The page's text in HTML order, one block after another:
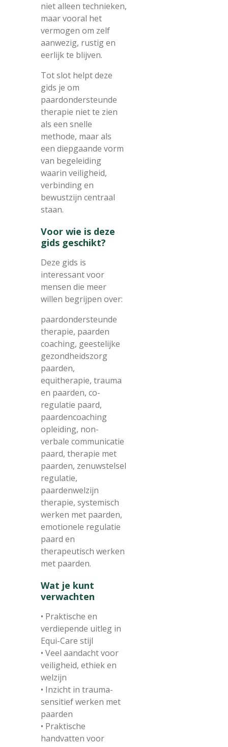
niet alleen technieken,
maar vooral het
vermogen om zelf
aanwezig, rustig en
eerlijk te blijven.
Tot slot helpt deze
gids je om
paardondersteunde
therapie niet te zien
als een snelle
methode, maar als
een diepgaande vorm
van begeleiding
waarin veiligheid,
verbinding en
bewustzijn centraal
staan.
Voor wie is deze
gids geschikt?
Deze gids is
interessant voor
mensen die meer
willen begrijpen over:
paardondersteunde
therapie, paarden
coaching, geestelijke
gezondheidszorg
paarden,
equitherapie, trauma
en paarden, co-
regulatie paard,
paardencoaching
opleiding, non-
verbale communicatie
paard, therapie met
paarden, zenuwstelsel
regulatie,
paardenwelzijn
therapie, systemisch
werken met paarden,
emotionele regulatie
paard en
therapeutisch werken
met paarden.
Wat je kunt
verwachten
• Praktische en
verdiepende uitleg in
Equi-Care stijl
• Veel aandacht voor
veiligheid, ethiek en
welzijn
• Inzicht in trauma-
sensitief werken met
paarden
• Praktische
handvatten voor